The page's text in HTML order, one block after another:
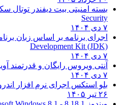
بسته امنیتی بیت دیفندر توتال
Security
۷ دی ۱۴۰۴
اجرای برنامه بر اساس زبان
Development Kit (JDK)
۷ دی ۱۴۰۴
آنتی ویروس رایگان و قدرتمند
۷ دی ۱۴۰۴
بلو استکس اجرای نرم افزار
۲۶ تیر ۱۴۰۵